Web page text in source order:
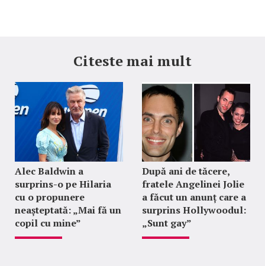
Citeste mai mult
Alec Baldwin a
surprins-o pe Hilaria
cu o propunere
neașteptată: „Mai fă un
copil cu mine”
După ani de tăcere,
fratele Angelinei Jolie
a făcut un anunț care a
surprins Hollywoodul:
„Sunt gay”